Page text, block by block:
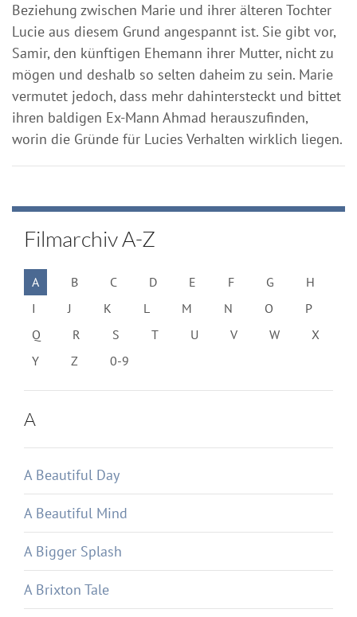
Beziehung zwischen Marie und ihrer älteren Tochter
Lucie aus diesem Grund angespannt ist. Sie gibt vor,
Samir, den künftigen Ehemann ihrer Mutter, nicht zu
mögen und deshalb so selten daheim zu sein. Marie
vermutet jedoch, dass mehr dahintersteckt und bittet
ihren baldigen Ex-Mann Ahmad herauszufinden,
worin die Gründe für Lucies Verhalten wirklich liegen.
Filmarchiv A-Z
A B C D E F G
H
I
J K L M N O
P
Q
R S T U V W
X
Y
Z 0-9
A
A Beautiful Day
A Beautiful Mind
A Bigger Splash
A Brixton Tale